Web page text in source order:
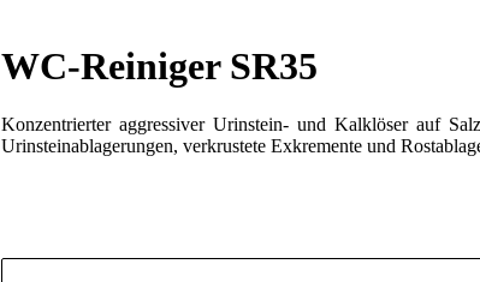
WC-Reiniger SR35
Konzentrierter aggressiver Urinstein- und Kalklöser auf
Urinsteinablagerungen, verkrustete Exkremente und